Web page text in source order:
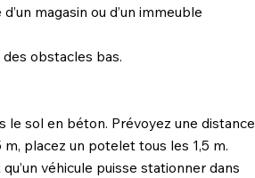
magasin ou d’un immeuble
obstacles bas.
le sol en béton. Prévoyez une distance
placez un potelet tous les 1,5 m.
véhicule puisse stationner dans